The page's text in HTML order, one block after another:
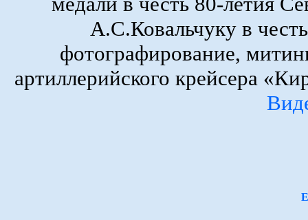
А.С.Ковальчуку в
фотографирование,
артиллерийского крейсера